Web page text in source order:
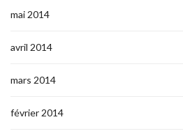
mai 2014
avril 2014
mars 2014
février 2014